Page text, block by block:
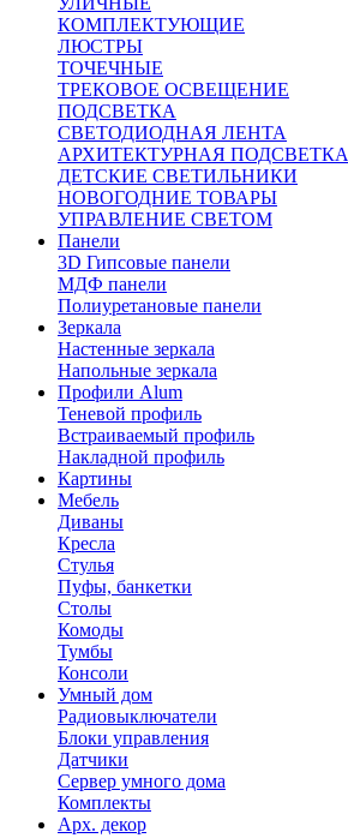
КОМПЛЕКТУЮЩИЕ
ЛЮСТРЫ
ТОЧЕЧНЫЕ
ТРЕКОВОЕ ОСВЕЩЕНИЕ
ПОДСВЕТКА
СВЕТОДИОДНАЯ ЛЕНТА
АРХИТЕКТУРНАЯ ПОДСВЕТКА
ДЕТСКИЕ СВЕТИЛЬНИКИ
НОВОГОДНИЕ ТОВАРЫ
УПРАВЛЕНИЕ СВЕТОМ
Панели
3D Гипсовые панели
МДФ панели
Полиуретановые панели
Зеркала
Настенные зеркала
Напольные зеркала
Профили Alum
Теневой профиль
Встраиваемый профиль
Накладной профиль
Картины
Мебель
Диваны
Кресла
Стулья
Пуфы, банкетки
Столы
Комоды
Тумбы
Консоли
Умный дом
Радиовыключатели
Блоки управления
Датчики
Сервер умного дома
Комплекты
Арх. декор